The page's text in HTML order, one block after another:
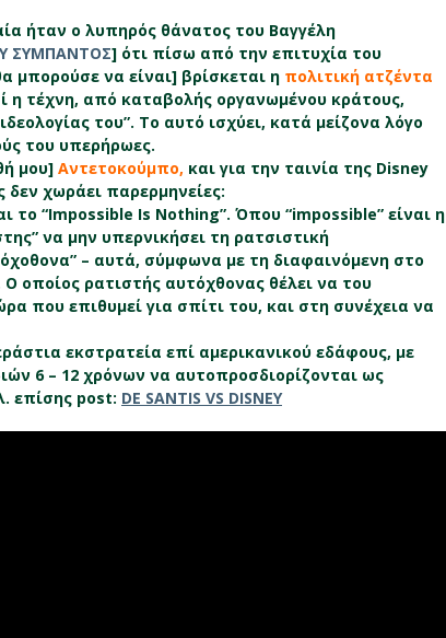
ήταν ο λυπηρός θάνατος του Βαγγέλη
ΣΥΜΠΑΝΤΟΣ] ότι πίσω από την επιτυχία του
μπορούσε να είναι] βρίσκεται η πολιτική ατζέντα
η τέχνη, από καταβολής οργανωμένου κράτους,
του”. Το αυτό ισχύει, κατά μείζονα λόγο
του υπερήρωες.
μου] Αντετοκούμπο, και για την ταινία της Disney
χωράει παρερμηνείες:
το “Impossible Is Nothing”. Όπου “impossible” είναι η
να μην υπερνικήσει τη ρατσιστική
– αυτά, σύμφωνα με τη διαφαινόμενη στο
ρατιστής αυτόχθονας θέλει να του
που επιθυμεί για σπίτι του, και στη συνέχεια να
εκστρατεία επί αμερικανικού εδάφους, με
6 – 12 χρόνων να αυτοπροσδιορίζονται ως
επίσης post: DE SANTIS VS DISNEY